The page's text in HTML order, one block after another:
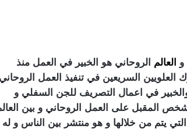
و العالم الروحاني هو الخبير في العمل منذ
السريعين في تنفيذ العمل الروحاني
في اعمال التصريف للجن السفلي و
المقبل على العمل الروحاني و بين
يتم من خلالها و هو منتشر بين الناس و له